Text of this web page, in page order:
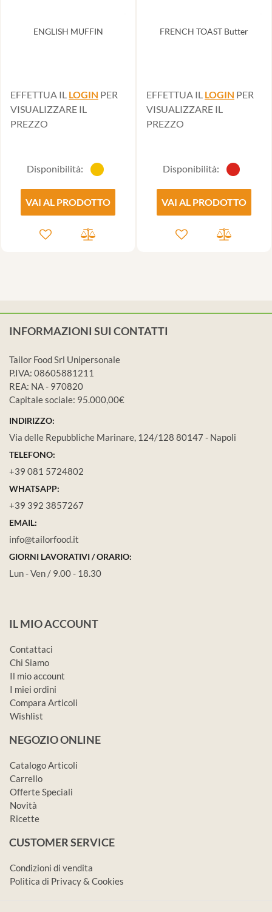
ENGLISH MUFFIN
EFFETTUA IL LOGIN PER
VISUALIZZARE IL
PREZZO
Disponibilità:
VAI AL PRODOTTO
FRENCH TOAST Butter
EFFETTUA IL LOGIN PER
VISUALIZZARE IL
PREZZO
Disponibilità:
VAI AL PRODOTTO
INFORMAZIONI SUI CONTATTI
Tailor Food Srl Unipersonale
P.IVA: 08605881211
REA: NA - 970820
Capitale sociale: 95.000,00€
INDIRIZZO:
Via delle Repubbliche Marinare, 124/128 80147 - Napoli
TELEFONO:
+39 081 5724802
WHATSAPP:
+39 392 3857267
EMAIL:
info@tailorfood.it
GIORNI LAVORATIVI / ORARIO:
Lun - Ven / 9.00 - 18.30
IL MIO ACCOUNT
Contattaci
Chi Siamo
Il mio account
I miei ordini
Compara Articoli
Wishlist
NEGOZIO ONLINE
Catalogo Articoli
Carrello
Offerte Speciali
Novità
Ricette
CUSTOMER SERVICE
Condizioni di vendita
Politica di Privacy & Cookies